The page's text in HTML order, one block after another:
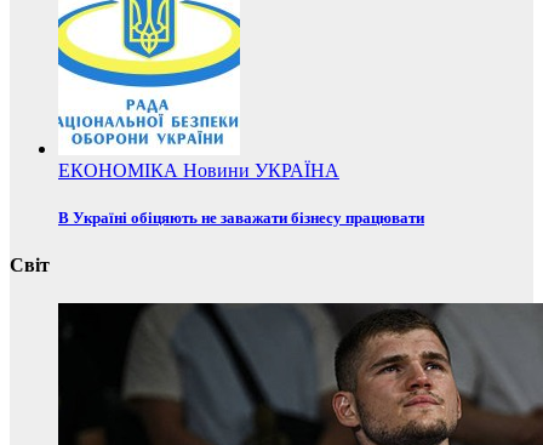
ЕКОНОМІКА Новини УКРАЇНА
В Україні обіцяють не заважати бізнесу працювати
Світ